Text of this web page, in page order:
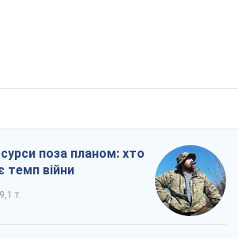
поза планом: хто
темп війни
9,1 т.